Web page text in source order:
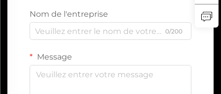
Nom de l'entreprise
0/200
Message